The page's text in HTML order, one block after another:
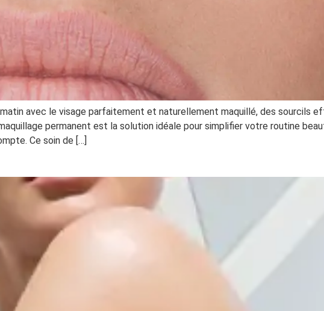
avec le visage parfaitement et naturellement maquillé, des sourcils
permanent est la solution idéale pour simplifier votre routine
Ce soin de […]